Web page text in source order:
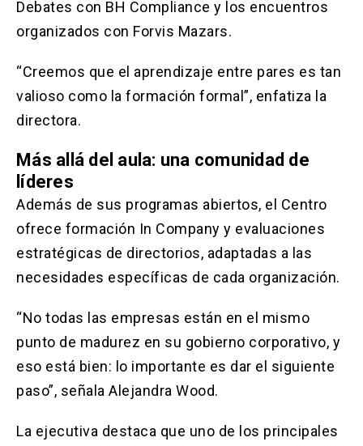
Debates con BH Compliance y los encuentros
organizados con Forvis Mazars.
“Creemos que el aprendizaje entre pares es tan
valioso como la formación formal”, enfatiza la
directora.
Más allá del aula: una comunidad de
líderes
Además de sus programas abiertos, el Centro
ofrece formación In Company y evaluaciones
estratégicas de directorios, adaptadas a las
necesidades específicas de cada organización.
“No todas las empresas están en el mismo
punto de madurez en su gobierno corporativo, y
eso está bien: lo importante es dar el siguiente
paso”, señala Alejandra Wood.
La ejecutiva destaca que uno de los principales